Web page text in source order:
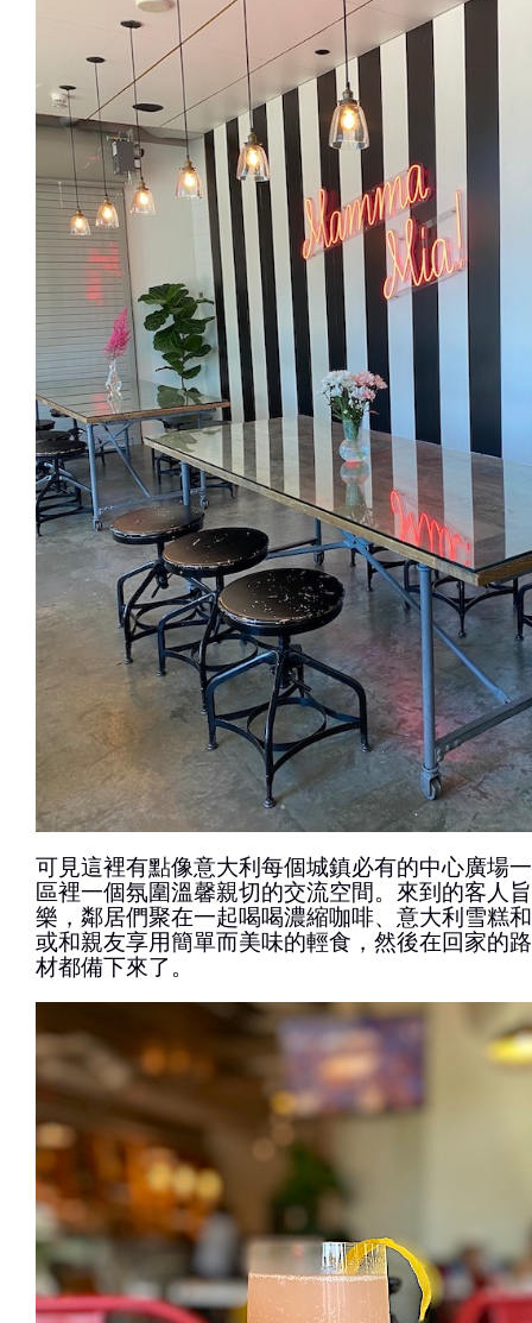
可見這裡有點像意大利每個城鎮必有的中心廣場
區裡一個氛圍溫馨親切的交流空間。來到的客人
樂，鄰居們聚在一起喝喝濃縮咖啡、意大利雪糕
或和親友享用簡單而美味的輕食，然後在回家的
材都備下來了。